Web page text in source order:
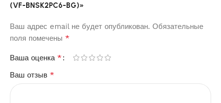
(VF-BNSK2PC6-BG)»
Ваш адрес email не будет опубликован. Обязательные
поля помечены *
Ваша оценка *
Ваш отзыв *